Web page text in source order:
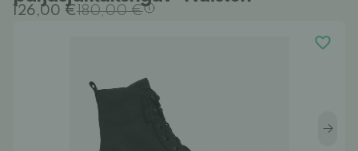
126,00 €180,00 €